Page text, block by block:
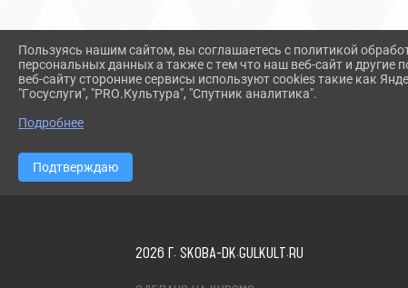
2026 Г. SKOBA-DK.GULKULT.RU
Пользуясь нашим сайтом, вы соглашаетесь с политикой
персональных данных а также с тем что наш веб-сайт и другие
веб-сайту сторонние сервисы используют cookies такие как
"Госуслуги", "PRO.Культура", "Спутник аналитика".
Подробнее
Подтверждаю